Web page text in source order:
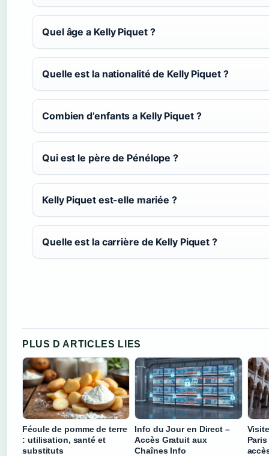
Quel âge a Kelly Piquet ?
Quelle est la nationalité de Kelly Piquet ?
Combien d’enfants a Kelly Piquet ?
Qui est le père de Pénélope ?
Kelly Piquet est-elle mariée ?
Quelle est la carrière de Kelly Piquet ?
PLUS D ARTICLES LIES
Fécule de pomme de terre
: utilisation, santé et
substituts
Info du Jour en Direct –
Accès Gratuit aux
Chaînes Info